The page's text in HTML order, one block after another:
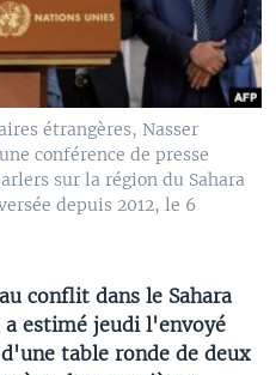
étrangères, Nasser
conférence de presse
sur la région du Sahara
depuis 2012, le 6
conflit dans le Sahara
estimé jeudi l'envoyé
table ronde de deux